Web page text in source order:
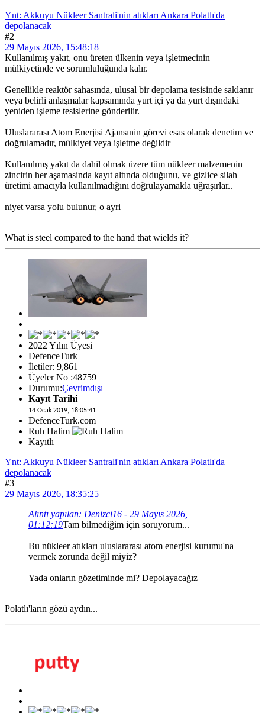
Ynt: Akkuyu Nükleer Santrali'nin atıkları Ankara Polatlı'da
depolanacak
#2
29 Mayıs 2026, 15:48:18
Kullanılmış yakıt, onu üreten ülkenin veya işletmecinin
mülkiyetinde ve sorumluluğunda kalır.
Genellikle reaktör sahasında, ulusal bir depolama tesisinde saklanır
veya belirli anlaşmalar kapsamında yurt içi ya da yurt dışındaki
yeniden işleme tesislerine gönderilir.
Uluslararası Atom Enerjisi Ajansınin görevi esas olarak denetim ve
doğrulamadır, mülkiyet veya işletme değildir
Kullanılmış yakıt da dahil olmak üzere tüm nükleer malzemenin
zincirin her aşamasinda kayıt altında olduğunu, ve gizlice silah
üretimi amacıyla kullanılmadığını doğrulayamakla uğraşırlar..
niyet varsa yolu bulunur, o ayri
What is steel compared to the hand that wields it?
2022 Yılın Üyesi
DefenceTurk
İletiler: 9,861
Üyeler No :48759
Durumu:Çevrimdışı
Kayıt Tarihi
14 Ocak 2019, 18:05:41
DefenceTurk.com
Ruh Halim
Kayıtlı
Ynt: Akkuyu Nükleer Santrali'nin atıkları Ankara Polatlı'da
depolanacak
#3
29 Mayıs 2026, 18:35:25
Alıntı yapılan: Denizci16 - 29 Mayıs 2026,
01:12:19Tam bilmediğim için soruyorum...
Bu nükleer atıkları uluslararası atom enerjisi kurumu'na
vermek zorunda değil miyiz?
Yada onların gözetiminde mi? Depolayacağız
Polatlı'ların gözü aydın...